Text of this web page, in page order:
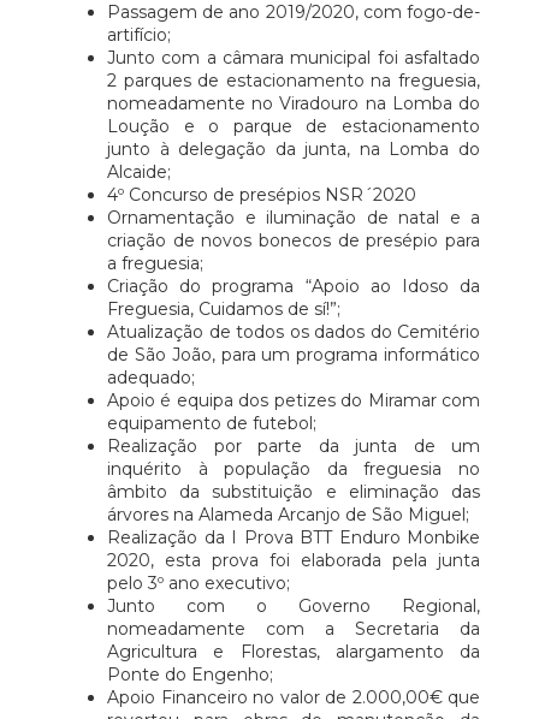
Passagem de ano 2019/2020, com fogo-de-
artifício;
Junto com a câmara municipal foi asfaltado
2 parques de estacionamento na freguesia,
nomeadamente no Viradouro na Lomba do
Loução e o parque de estacionamento
junto à delegação da junta, na Lomba do
Alcaide;
4º Concurso de presépios NSR´2020
Ornamentação e iluminação de natal e a
criação de novos bonecos de presépio para
a freguesia;
Criação do programa “Apoio ao Idoso da
Freguesia, Cuidamos de sí!”;
Atualização de todos os dados do Cemitério
de São João, para um programa informático
adequado;
Apoio é equipa dos petizes do Miramar com
equipamento de futebol;
Realização por parte da junta de um
inquérito à população da freguesia no
âmbito da substituição e eliminação das
árvores na Alameda Arcanjo de São Miguel;
Realização da I Prova BTT Enduro Monbike
2020, esta prova foi elaborada pela junta
pelo 3º ano executivo;
Junto com o Governo Regional,
nomeadamente com a Secretaria da
Agricultura e Florestas, alargamento da
Ponte do Engenho;
Apoio Financeiro no valor de 2.000,00€ que